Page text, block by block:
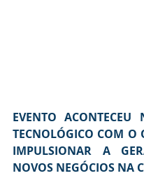
EVENTO ACONTECEU
TECNOLÓGICO COM O
IMPULSIONAR A
NOVOS NEGÓCIOS NA